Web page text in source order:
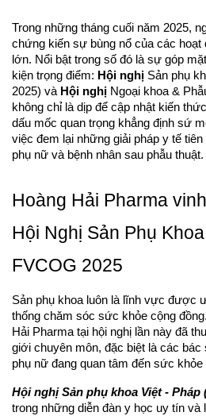
Trong những tháng cuối năm 2025,
chứng kiến sự bùng nổ của các hoạt
lớn. Nổi bật trong số đó là sự góp
kiện trọng điểm: Hội nghị Sản phụ
2025) và Hội nghị Ngoại khoa &
không chỉ là dịp để cập nhật kiến
dấu mốc quan trọng khẳng định sứ
việc đem lại những giải pháp y tế
phụ nữ và bệnh nhân sau phẫu thuật.
Hoàng Hải Pharma
Hội Nghị Sản Phụ
FVCOG 2025
Sản phụ khoa luôn là lĩnh vực được
thống chăm sóc sức khỏe cộng
Hải Pharma tại hội nghị lần này đã
giới chuyên môn, đặc biệt là các
phụ nữ đang quan tâm đến sức khỏe
Hội nghị Sản phụ khoa Việt - Pháp
trong những diễn đàn y học uy tín và